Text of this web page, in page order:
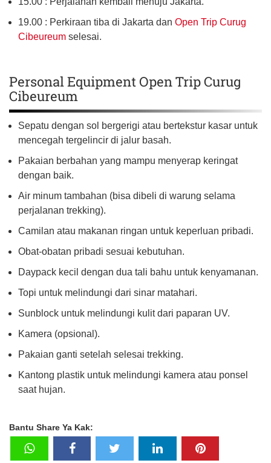
19.00 : Perkiraan tiba di Jakarta dan Open Trip Curug
Cibeureum selesai.
Personal Equipment Open Trip Curug
Cibeureum
Sepatu dengan sol bergerigi atau bertekstur kasar untuk
mencegah tergelincir di jalur basah.
Pakaian berbahan yang mampu menyerap keringat
dengan baik.
Air minum tambahan (bisa dibeli di warung selama
perjalanan trekking).
Camilan atau makanan ringan untuk keperluan pribadi.
Obat-obatan pribadi sesuai kebutuhan.
Daypack kecil dengan dua tali bahu untuk kenyamanan.
Topi untuk melindungi dari sinar matahari.
Sunblock untuk melindungi kulit dari paparan UV.
Kamera (opsional).
Pakaian ganti setelah selesai trekking.
Kantong plastik untuk melindungi kamera atau ponsel
saat hujan.
Bantu Share Ya Kak: